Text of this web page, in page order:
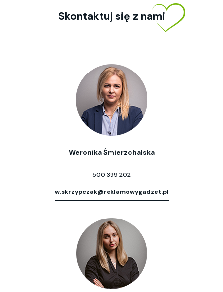
Skontaktuj się z nami
Weronika Śmierzchalska
500 399 202
w.skrzypczak@reklamowygadzet.pl